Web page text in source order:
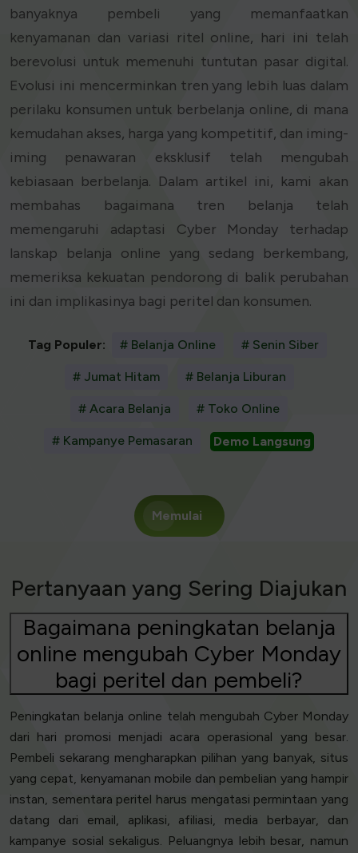
banyaknya pembeli yang memanfaatkan
kenyamanan dan variasi ritel online, hari ini telah
berevolusi untuk memenuhi tuntutan pasar digital.
Evolusi ini mencerminkan tren yang lebih luas dalam
perilaku konsumen untuk berbelanja online, di mana
kemudahan akses, harga yang kompetitif, dan iming-
iming penawaran eksklusif telah mengubah
kebiasaan berbelanja. Dalam artikel ini, kami akan
membahas bagaimana tren belanja telah
memengaruhi adaptasi Cyber Monday terhadap
lanskap belanja online yang sedang berkembang,
memeriksa kekuatan pendorong di balik perubahan
ini dan implikasinya bagi peritel dan konsumen.
Tag Populer: # Belanja Online # Senin Siber
# Jumat Hitam # Belanja Liburan
# Acara Belanja # Toko Online
# Kampanye Pemasaran Demo Langsung
Memulai
Pertanyaan yang Sering Diajukan
Bagaimana peningkatan belanja
online mengubah Cyber Monday
bagi peritel dan pembeli?
Peningkatan belanja online telah mengubah Cyber Monday
dari hari promosi menjadi acara operasional yang besar.
Pembeli sekarang mengharapkan pilihan yang banyak, situs
yang cepat, kenyamanan mobile dan pembelian yang hampir
instan, sementara peritel harus mengatasi permintaan yang
datang dari email, aplikasi, afiliasi, media berbayar, dan
kampanye sosial sekaligus. Peluangnya lebih besar, namun